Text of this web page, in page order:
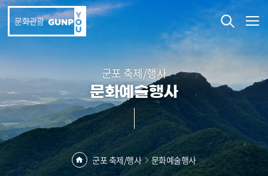
본문 바로가기
문화관광
군포 축제/행사
문화예술행사
군포 축제/행사 문화예술행사